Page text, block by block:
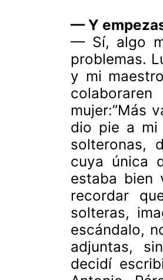
— Y
— Sí, algo
problemas.
y mi
mujer:”Más
dio pie a mi
solteronas,
cuya única
estaba bien
recordar
solteras,
escándalo,
adjuntas,
decidí